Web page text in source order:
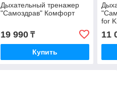
Дыхательный тренажер
"Самоздрав" Комфорт
19 990₸
Купить
for
11